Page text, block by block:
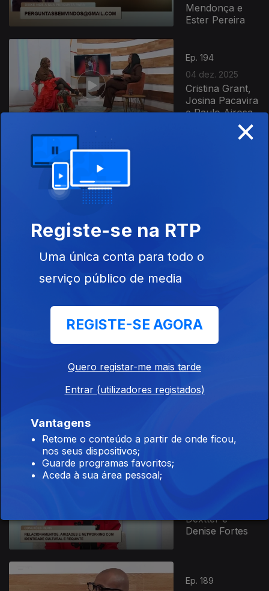
Mendonça e
Ester Pereira
Ep. 194
04 dez. 2025
Cristina Grant,
Josina Pacavira
e Paulo Airosa
Ep. 192
Gomes, Rachide
Oliveira
Duda
Marta Portela
Dextter e
Denise Fortes
Ep. 189
×
Registe-se na RTP
Uma única conta para todo o
serviço público de media
REGISTE-SE AGORA
Quero registar-me mais tarde
Entrar (utilizadores registados)
Vantagens
Retome o conteúdo a partir de onde ficou,
nos seus dispositivos;
Guarde programas favoritos;
Aceda à sua área pessoal;